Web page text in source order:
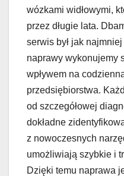
wózkami widłowymi,
przez długie lata.
serwis był jak
naprawy wykonujemy
wpływem na
przedsiębiorstwa.
od szczegółowej
dokładne
z nowoczesnych
umożliwiają szybkie i
Dzięki temu naprawa